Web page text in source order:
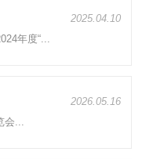
2025.04.10
年度“...
2026.05.16
会...